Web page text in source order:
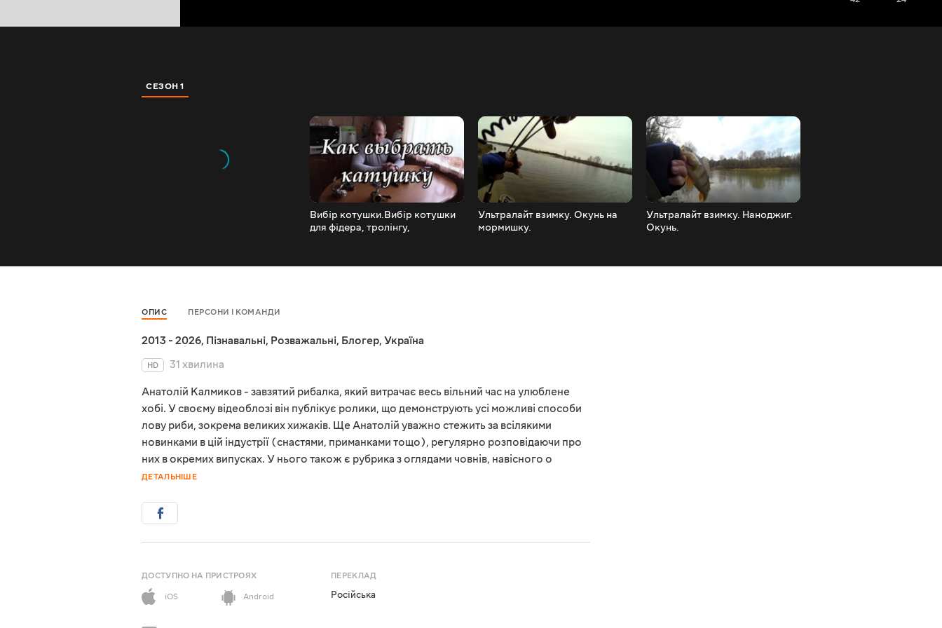
СЕЗОН 1
Вибір котушки.Вибір котушки
для фідера, тролінгу,
Ультралайт взимку. Окунь на
мормишку.
Ультралайт взимку. Наноджиг.
Окунь.
ОПИС ПЕРСОНИ І КОМАНДИ
2013 - 2026, Пізнавальні, Розважальні, Блогер, Україна
HD
31 хвилина
Анатолій Калмиков - завзятий рибалка, який витрачає весь вільний час на улюблене
хобі. У своєму відеоблозі він публікує ролики, що демонструють усі можливі способи
лову риби, зокрема великих хижаків. Ще Анатолій уважно стежить за всілякими
новинками в цій індустрії (снастями, приманками тощо), регулярно розповідаючи про
них в окремих випусках. У нього також є рубрика з оглядами човнів, навісного о
ДЕТАЛЬНІШЕ
ДОСТУПНО НА ПРИСТРОЯХ
iOS
Android
ПЕРЕКЛАД
Російська